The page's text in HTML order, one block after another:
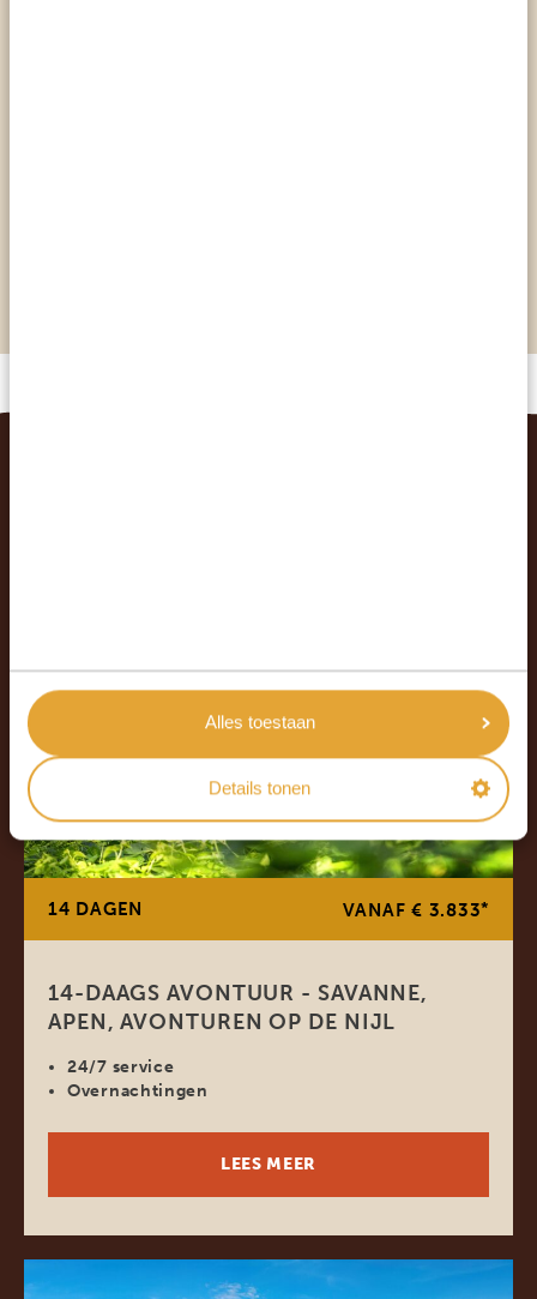
Alles toestaan
Details tonen
14 DAGEN VANAF € 3.833*
14-DAAGS AVONTUUR - SAVANNE,
APEN, AVONTUREN OP DE NIJL
24/7 service
Overnachtingen
LEES MEER